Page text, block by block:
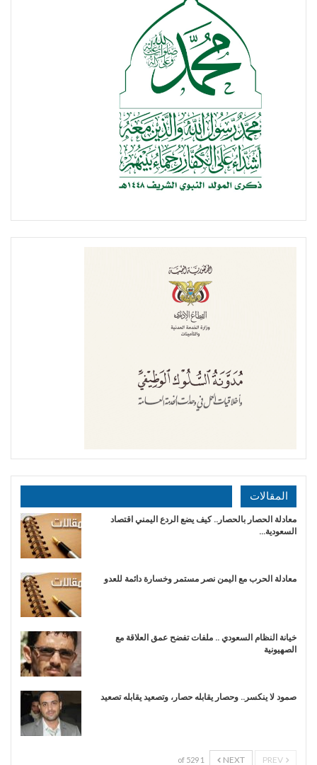
المقالات
معادلة الحصار بالحصار.. كيف يضع الردع اليمني اقتصاد
السعودية…
​معادلة الحرب مع اليمن نصر مستمر وخسارة دائمة للعدو
خيانة النظام السعودي .. ملفات تفضح عمق العلاقة مع
الصهيونية
صمود لا ينكسر.. وحصار يقابله حصار، وتصعيد يقابله تصعيد
NEXT
1 of 529